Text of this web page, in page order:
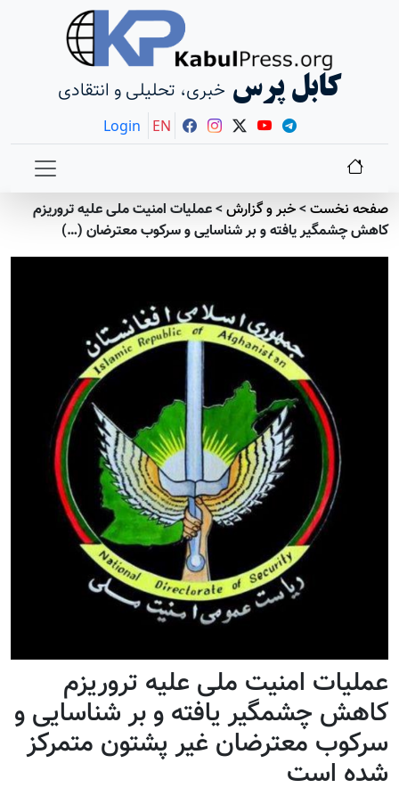
کابل پرس خبری، تحلیلی و انتقادی
Login EN
صفحه نخست>خبر و گزارش>عملیات امنیت ملی علیه تروریزم
کاهش چشمگیر یافته و بر شناسایی و سرکوب معترضان (…)
عملیات امنیت ملی علیه تروریزم
کاهش چشمگیر یافته و بر شناسایی و
سرکوب معترضان غیر پشتون متمرکز
شده است